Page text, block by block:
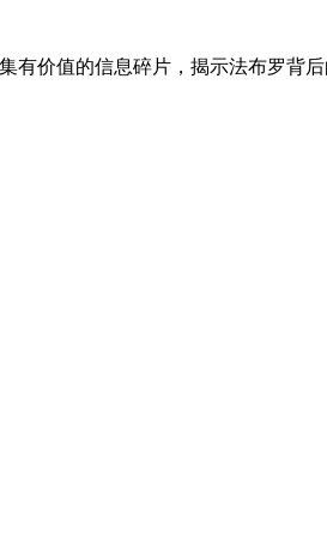
有价值的信息碎片，揭示法布罗背